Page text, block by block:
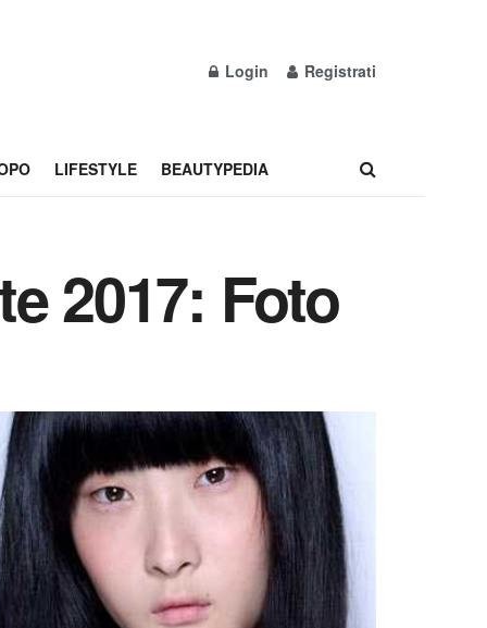
Login Registrati
LIFESTYLE BEAUTYPEDIA
2017: Foto